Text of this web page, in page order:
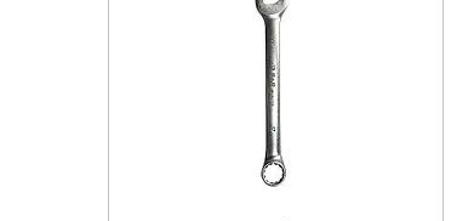
271002714